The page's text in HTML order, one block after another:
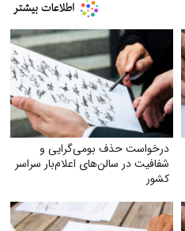
درخواست حذف بومی‌گرایی و
شفافیت در سالن‌های اعلام‌بار سراسر
کشور